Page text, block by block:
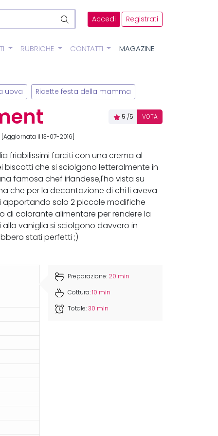
Accedi Registrati
RUBRICHE CONTATTI MAGAZINE
uova Ricette festa della mamma
5 /5 VOTA
il 13-07-2016]
friabilissimi farciti con una crema al
biscotti che si sciolgono letteralmente in
famosa chef irlandese,l'ho vista su
che per la decantazione di chi li aveva
solo 2 piccole modifiche
colorante alimentare per rendere la
vaniglia si sciolgono davvero in
stati perfetti ;)
Preparazione: 20 min
Cottura:10 min
Totale:30 min